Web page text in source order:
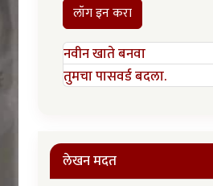
लॉग इन करा
नवीन खाते बनवा
तुमचा पासवर्ड बदला.
लेखन मदत